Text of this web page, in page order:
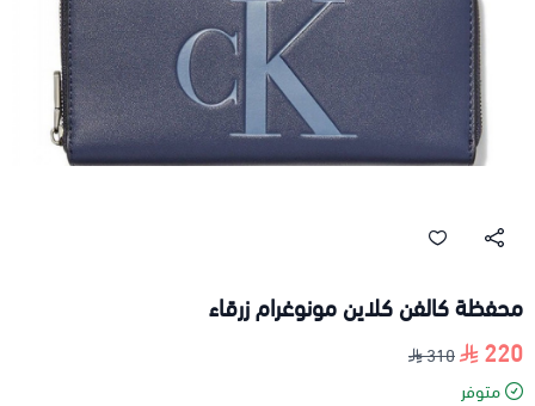
محفظة كالفن كلاين مونوغرام زرقاء
220
310
متوفر